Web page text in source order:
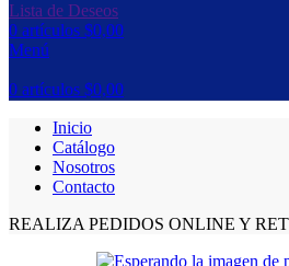
Lista de Deseos
0 artículos $0,00
Menú
0 artículos $0,00
Inicio
Catálogo
Nosotros
Contacto
REALIZA PEDIDOS ONLINE Y